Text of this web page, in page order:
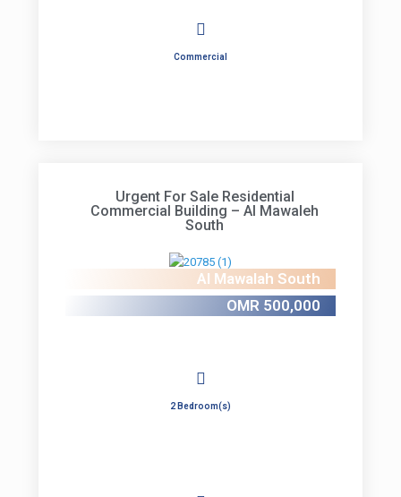
Commercial
Urgent For Sale Residential
Commercial Building – Al Mawaleh
South
Al Mawalah South
OMR 500,000
2 Bedroom(s)